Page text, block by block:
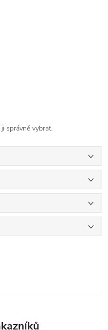
správně vybrat.